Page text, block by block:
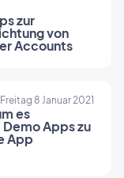
zur
von
Accounts
8 Januar 2021
es
Apps zu
App